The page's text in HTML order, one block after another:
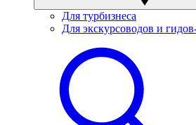
Для турбизнеса
Для экскурсоводов и